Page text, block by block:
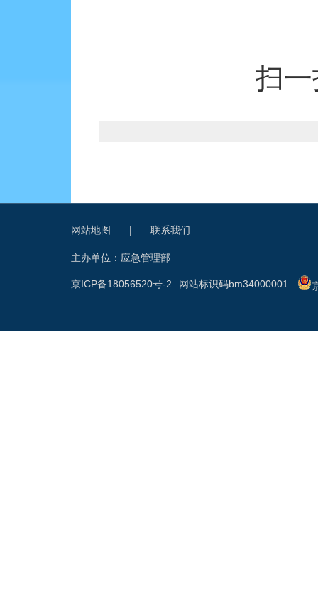
扫
网站地图 | 联系我们
主办单位：应急管理部
网站标识码bm34000001
京ICP备18056520号-2